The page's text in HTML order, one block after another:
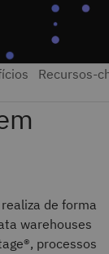
de forma
warehouses
processos